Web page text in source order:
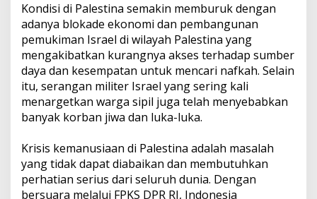
Kondisi di Palestina semakin memburuk dengan
adanya blokade ekonomi dan pembangunan
pemukiman Israel di wilayah Palestina yang
mengakibatkan kurangnya akses terhadap sumber
daya dan kesempatan untuk mencari nafkah. Selain
itu, serangan militer Israel yang sering kali
menargetkan warga sipil juga telah menyebabkan
banyak korban jiwa dan luka-luka.
Krisis kemanusiaan di Palestina adalah masalah
yang tidak dapat diabaikan dan membutuhkan
perhatian serius dari seluruh dunia. Dengan
bersuara melalui FPKS DPR RI, Indonesia